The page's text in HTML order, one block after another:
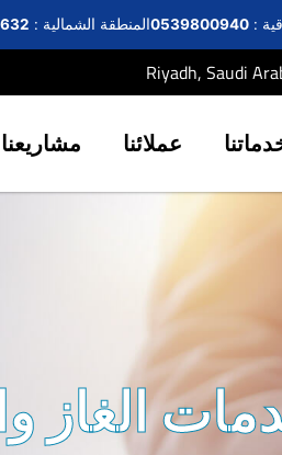
:
0539800940المنطقة الشمالية :
Riyadh, Saudi
عملائنا مشاريعنا
الغاز